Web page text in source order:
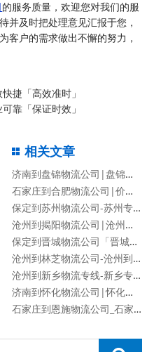
的服务质量，欢迎您对我们的服
并及时把处理意见汇报于您，
客户的需求做出不懈的努力，
捷「高效准时」
靠「保证时效」
相关文章
济南到盘锦物流公司|盘锦专线
石家庄到合肥物流公司|价格查询
保定到苏州物流公司-苏州专线
沧州到揭阳物流公司|沧州到揭阳物流专线
保定到晋城物流公司「晋城专线」
沧州到林芝物流公司-沧州到林芝货运专线
沧州到新乡物流专线-新乡专线
济南到怀化物流公司|怀化专线
石家庄到恩施物流公司_石家庄到恩施物流专线